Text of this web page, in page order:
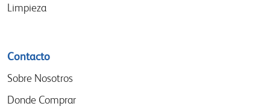
Limpieza
Contacto
Sobre Nosotros
Donde Comprar